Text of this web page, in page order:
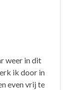
weer in dit
ik door in
even vrij te